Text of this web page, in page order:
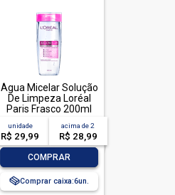
Água Micelar Solução
De Limpeza Loréal
Paris Frasco 200ml
unidade
R$ 29,99
acima de2
R$ 28,99
COMPRAR
Comprar caixa:6